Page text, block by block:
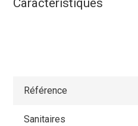
Caractéristiques
Référence
Sanitaires